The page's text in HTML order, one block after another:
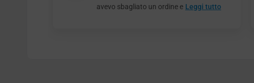
avevo sbagliato un ordine e Leggi tutto